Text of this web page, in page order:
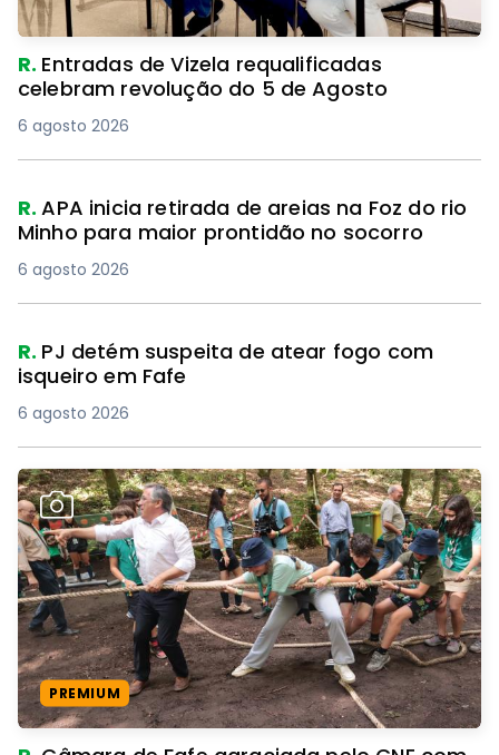
R. Entradas de Vizela requalificadas
celebram revolução do 5 de Agosto
6 agosto 2026
R.APA inicia retirada de areias na Foz do rio
Minho para maior prontidão no socorro
6 agosto 2026
R. PJ detém suspeita de atear fogo com
isqueiro em Fafe
6 agosto 2026
PREMIUM